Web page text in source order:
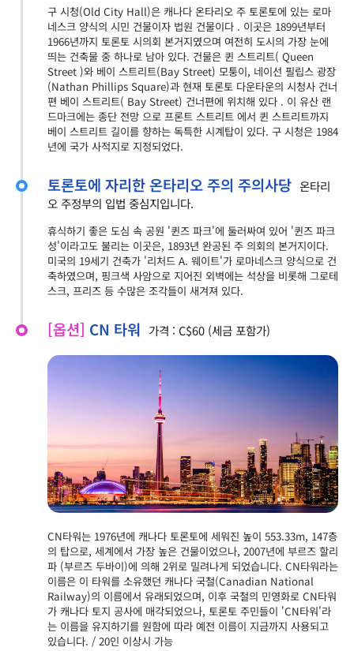
구 시청(Old City Hall)은 캐나다 온타리오 주 토론토에 있는 로마
네스크 양식의 시민 건물이자 법원 건물이다 . 이곳은 1899년부터
1966년까지 토론토 시의회 본거지였으며 여전히 도시의 가장 눈에
띄는 건축물 중 하나로 남아 있다. 건물은 퀸 스트리트( Queen
Street )와 베이 스트리트(Bay Street) 모퉁이, 네이선 필립스 광장
(Nathan Phillips Square)과 현재 토론토 다운타운의 시청사 건너
편 베이 스트리트( Bay Street) 건너편에 위치해 있다 . 이 유산 랜
드마크에는 종단 전망 으로 프론트 스트리트 에서 퀸 스트리트까지
베이 스트리트 길이를 향하는 독특한 시계탑이 있다. 구 시청은 1984
년에 국가 사적지로 지정되었다.
토론토에 자리한 온타리오 주의 주의사당 온타리
오 주정부의 입법 중심지입니다.
휴식하기 좋은 도심 속 공원 '퀸즈 파크'에 둘러싸여 있어 '퀸즈 파크
성'이라고도 불리는 이곳은, 1893년 완공된 주 의회의 본거지이다.
미국의 19세기 건축가 '리처드 A. 웨이트'가 로마네스크 양식으로 건
축하였으며, 핑크색 사암으로 지어진 외벽에는 석상을 비롯해 그로테
스크, 프리즈 등 수많은 조각들이 새겨져 있다.
[옵션] CN 타워 가격 : C$60 (세금 포함가)
CN타워는 1976년에 캐나다 토론토에 세워진 높이 553.33m, 147층
의 탑으로, 세계에서 가장 높은 건물이었으나, 2007년에 부르즈 할리
파 (부르즈 두바이)에 의해 2위로 밀려나게 되었습니다. CN타워라는
이름은 이 타워를 소유했던 캐나다 국철(Canadian National
Railway)의 이름에서 유래되었으며, 이후 국철의 민영화로 CN타워
가 캐나다 토지 공사에 매각되었으나, 토론토 주민들이 'CN타워'라
는 이름을 유지하기를 원함에 따라 예전 이름이 지금까지 사용되고
있습니다. / 20인 이상시 가능